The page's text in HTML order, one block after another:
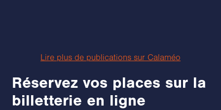
Lire plus de publications sur Calaméo
Réservez vos places sur la
billetterie en ligne